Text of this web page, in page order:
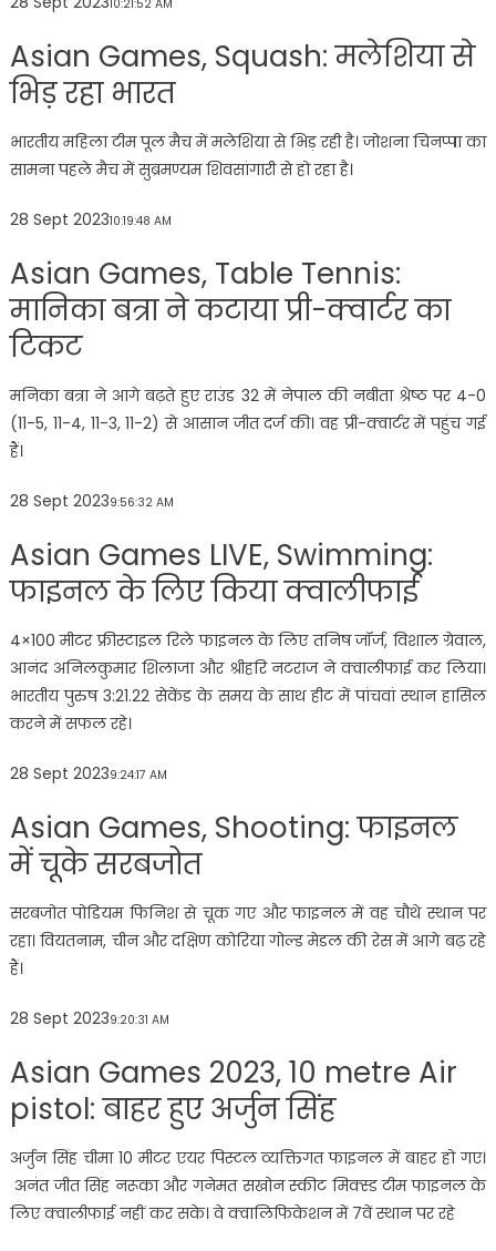
10:21:52 AM
Asian Games, Squash: मलेशिया से
भिड़ रहा भारत
भारतीय महिला टीम पूल मैच में मलेशिया से भिड़ रही है। जोशना चिनप्पा का
सामना पहले मैच में सुब्रमण्यम शिवसांगारी से हो रहा है।
28 Sept 202310:19:48 AM
Asian Games, Table Tennis:
मानिका बत्रा ने कटाया प्री-क्वार्टर का
टिकट
मनिका बत्रा ने आगे बढ़ते हुए राउंड 32 में नेपाल की नबीता श्रेष्ठ पर 4-0
(11-5, 11-4, 11-3, 11-2) से आसान जीत दर्ज की। वह प्री-क्वार्टर में पहुंच गई
हैं।
28 Sept 20239:56:32 AM
Asian Games LIVE, Swimming:
फाइनल के लिए किया क्वालीफाई
4×100 मीटर फ्रीस्टाइल रिले फाइनल के लिए तनिष जॉर्ज, विशाल ग्रेवाल,
आनंद अनिलकुमार शिलाजा और श्रीहरि नटराज ने क्वालीफाई कर लिया।
भारतीय पुरुष 3:21.22 सेकेंड के समय के साथ हीट में पांचवां स्थान हासिल
करने में सफल रहे।
28 Sept 20239:24:17 AM
Asian Games, Shooting: फाइनल
में चूके सरबजोत
सरबजोत पोडियम फिनिश से चूक गए और फाइनल में वह चौथे स्थान पर
रहा। वियतनाम, चीन और दक्षिण कोरिया गोल्ड मेडल की रेस में आगे बढ़ रहे
हैं।
28 Sept 20239:20:31 AM
Asian Games 2023, 10 metre Air
pistol: बाहर हुए अर्जुन सिंह
अर्जुन सिंह चीमा 10 मीटर एयर पिस्टल व्यक्तिगत फाइनल में बाहर हो गए।
अनंत जीत सिंह नरूका और गनेमत सखोन स्कीट मिक्स्ड टीम फाइनल के
लिए क्वालीफाई नहीं कर सके। वे क्वालिफिकेशन में 7वें स्थान पर रहे